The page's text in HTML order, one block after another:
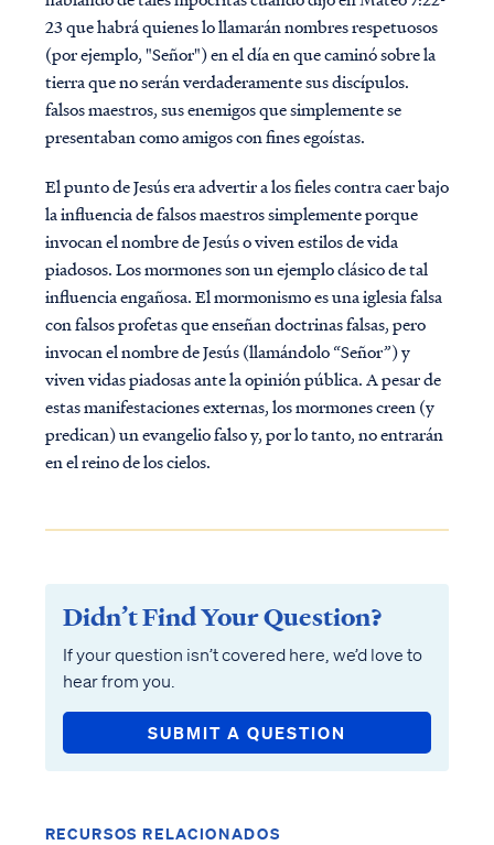
23 que habrá quienes lo llamarán nombres respetuosos
(por ejemplo, "Señor") en el día en que caminó sobre la
tierra que no serán verdaderamente sus discípulos.
falsos maestros, sus enemigos que simplemente se
presentaban como amigos con fines egoístas.
El punto de Jesús era advertir a los fieles contra caer bajo
la influencia de falsos maestros simplemente porque
invocan el nombre de Jesús o viven estilos de vida
piadosos. Los mormones son un ejemplo clásico de tal
influencia engañosa. El mormonismo es una iglesia falsa
con falsos profetas que enseñan doctrinas falsas, pero
invocan el nombre de Jesús (llamándolo “Señor”) y
viven vidas piadosas ante la opinión pública. A pesar de
estas manifestaciones externas, los mormones creen (y
predican) un evangelio falso y, por lo tanto, no entrarán
en el reino de los cielos.
Didn’t Find Your Question?
If your question isn’t covered here, we’d love to
hear from you.
SUBMIT A QUESTION
RECURSOS RELACIONADOS